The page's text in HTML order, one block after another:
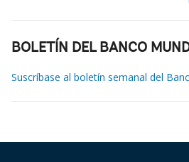
BOLETÍN DEL BANCO
Suscríbase al boletín semanal del